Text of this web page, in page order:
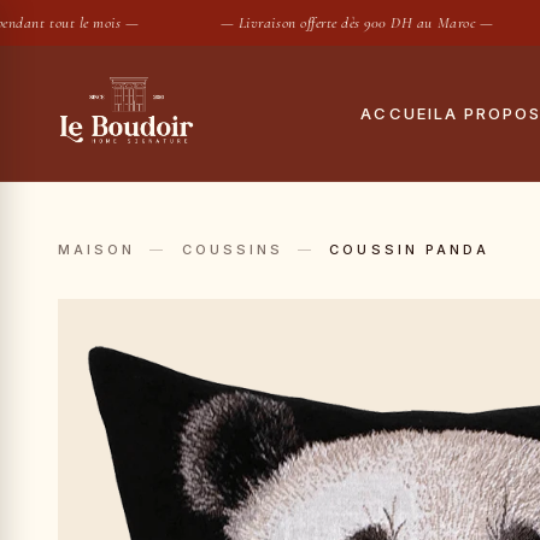
tout le mois — — Livraison offerte dès 900 DH au Maroc —
ACCUEILA PROPOS
Le showroom
MAISON — COUSSINS — COUSSIN PANDA